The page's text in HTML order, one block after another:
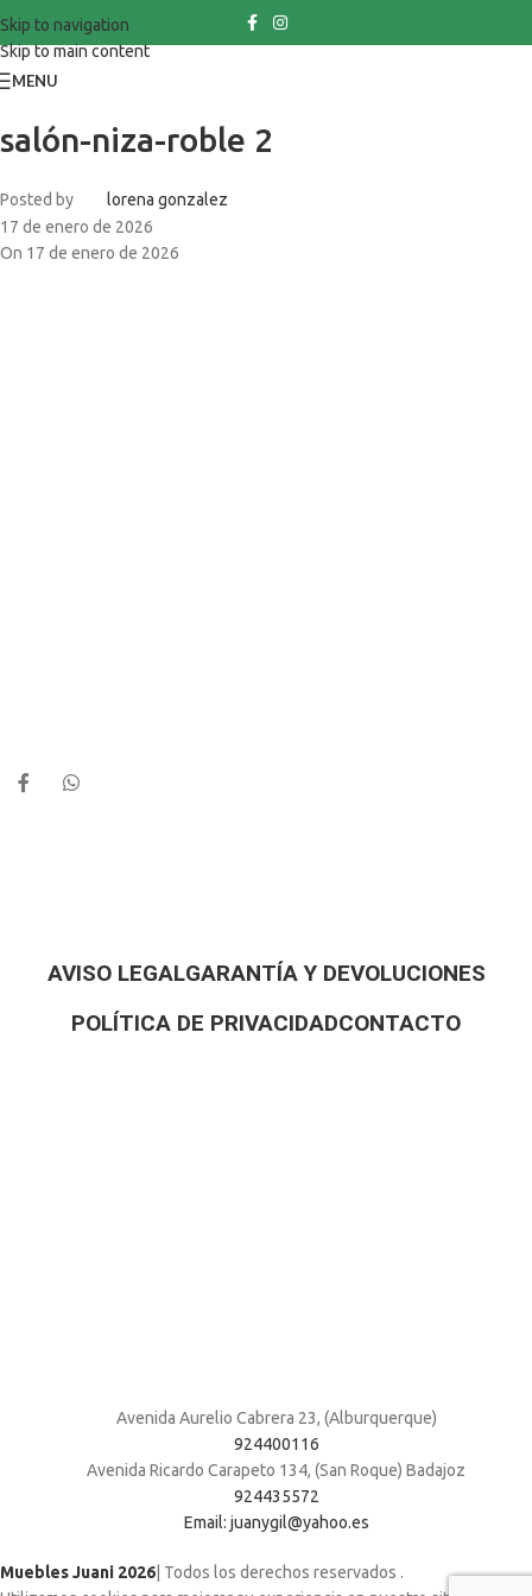
Skip to navigation
Skip to main content
MENU
salón-niza-roble 2
Posted by
lorena gonzalez
17 de enero de 2026
On 17 de enero de 2026
AVISO LEGALGARANTÍA Y DEVOLUCIONES
POLÍTICA DE PRIVACIDADCONTACTO
Avenida Aurelio Cabrera 23, (Alburquerque)
924400116
Avenida Ricardo Carapeto 134, (San Roque) Badajoz
924435572
Email: juanygil@yahoo.es
Muebles Juani 2026| Todos los derechos reservados .